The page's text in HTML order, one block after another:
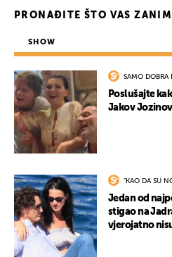
PRONAĐITE ŠTO VAS
SHOW
SAMO DOBRA
Poslušajte
Jakov
"KAO DA SU
Jedan od
stigao na
vjerojatno